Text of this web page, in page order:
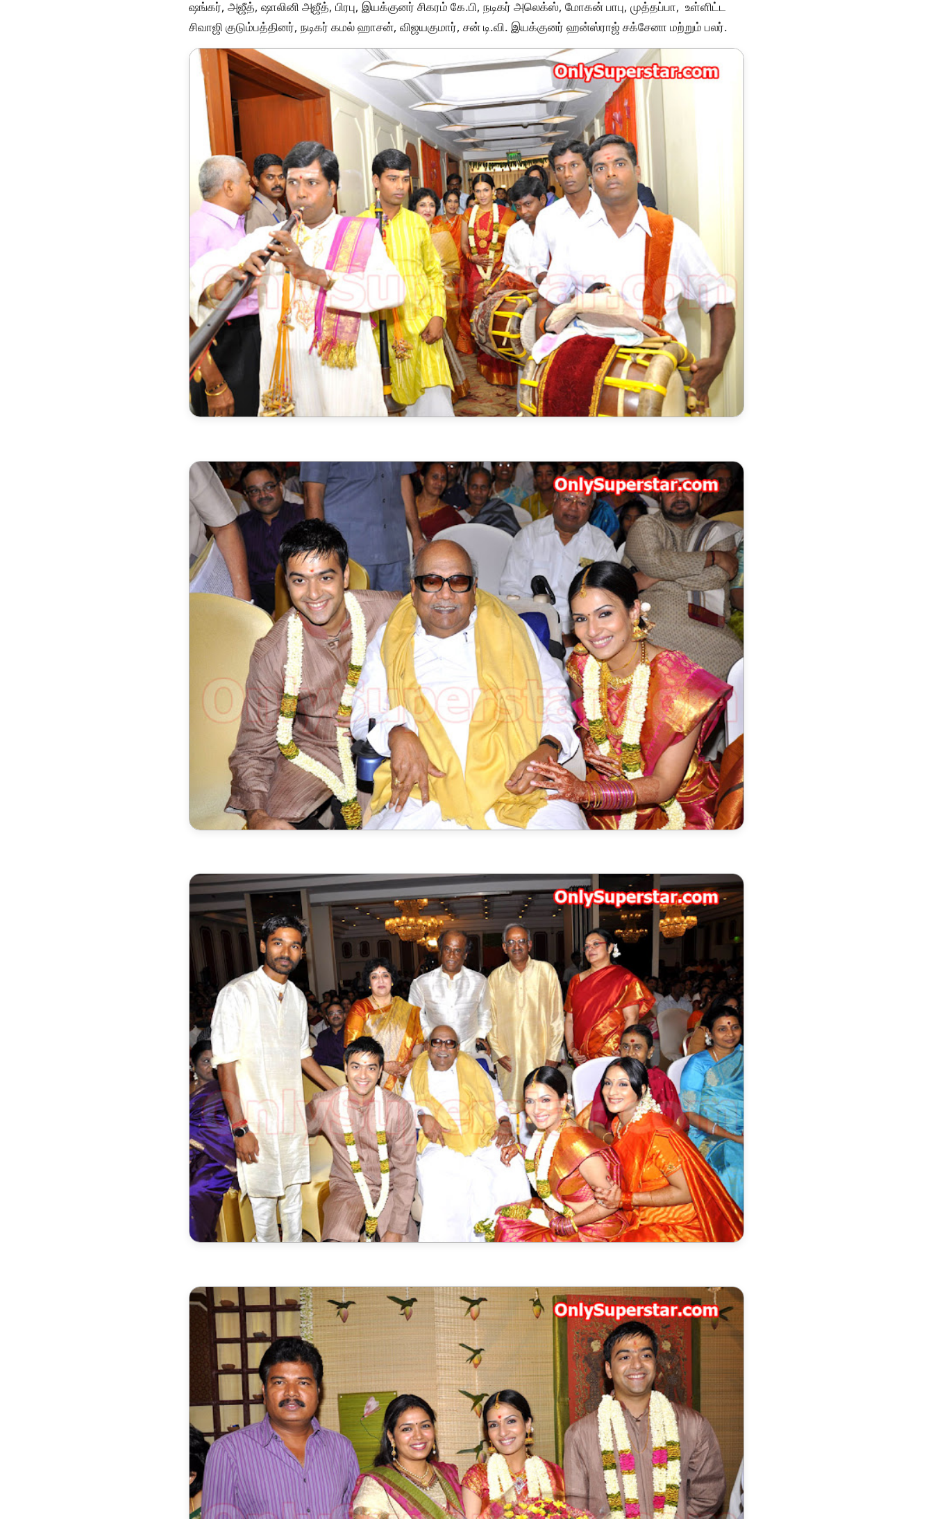
ஷங்கர், அஜீத், ஷாலினி அஜீத், பிரபு, இயக்குனர் சிகரம் கே.பி, நடிகர் அலெக்ஸ், மோகன் பாபு, முத்தப்பா, உள்ளிட்ட
சிவாஜி குடும்பத்தினர், நடிகர் கமல் ஹாசன், விஜயகுமார், சன் டி.வி. இயக்குனர் ஹன்ஸ்ராஜ் சக்சேனா மற்றும் பலர்.